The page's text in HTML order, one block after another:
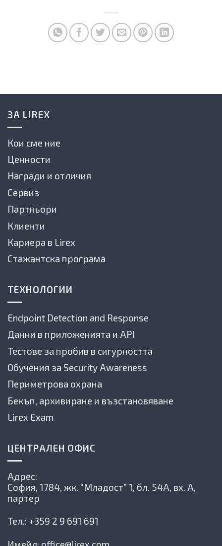
ЗА LIREX
Кои сме ние
Ценности
Награди и отличия
Сервиз
Партньори
Клиенти
Кариера в Lirex
Стажантска програма
ТЕХНОЛОГИИ
Endpoint Detection and Response
Данни в приложенията и API
Тестове за пробив в сигурността
Обучения за Security Awareness
Периметрова охрана
Бекъп, архивиране и възстановяване
Lirex Exam
ЦЕНТРАЛЕН ОФИС
Адрес:
София, 1784, жк. “Младост” 1, бл. 54А, вх. А,
партер
Тел.: +359 2 9 691 691